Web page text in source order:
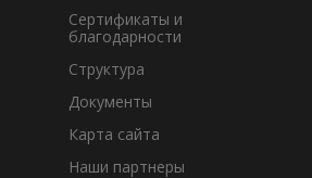
Сертификаты и
благодарности
Структура
Документы
Карта сайта
Наши партнеры